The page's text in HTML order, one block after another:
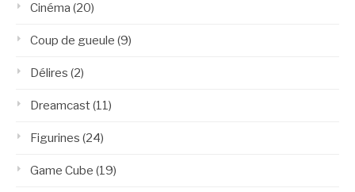
Cinéma (20)
Coup de gueule (9)
Délires (2)
Dreamcast(11)
Figurines (24)
Game Cube (19)